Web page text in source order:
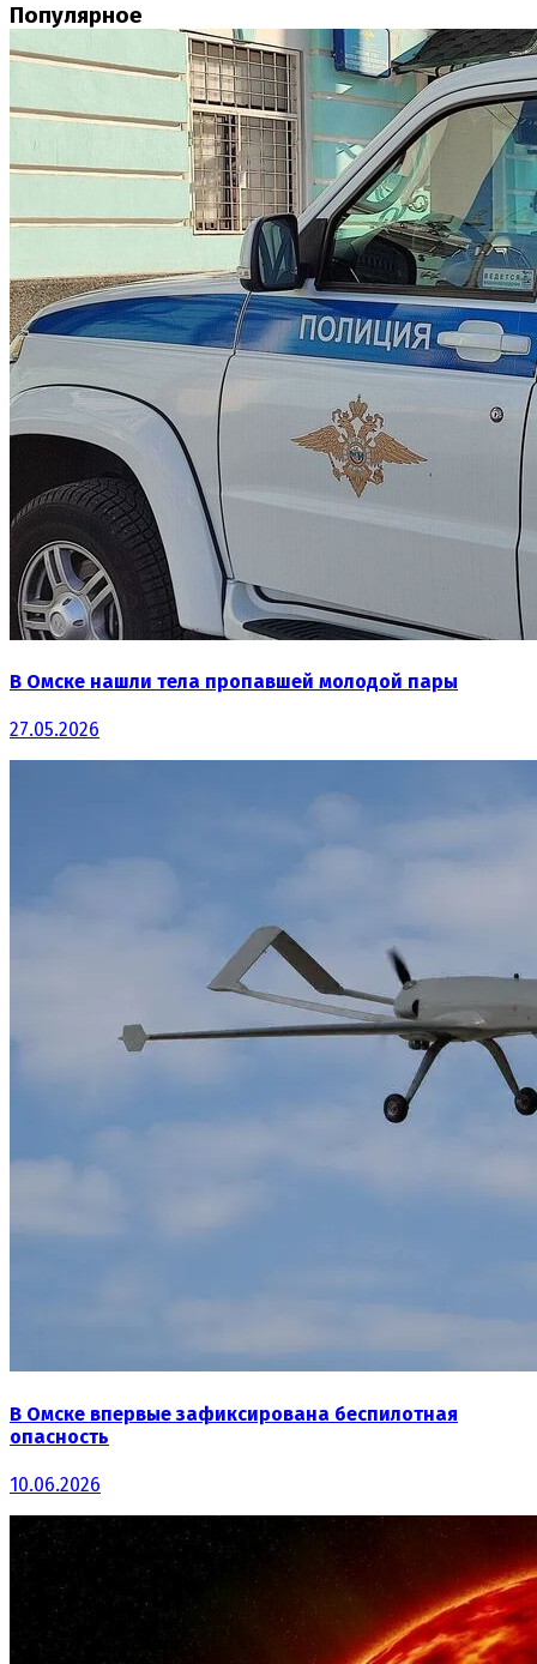
Популярное
В Омске нашли тела пропавшей молодой пары
27.05.2026
В Омске впервые зафиксирована беспилотная
опасность
10.06.2026